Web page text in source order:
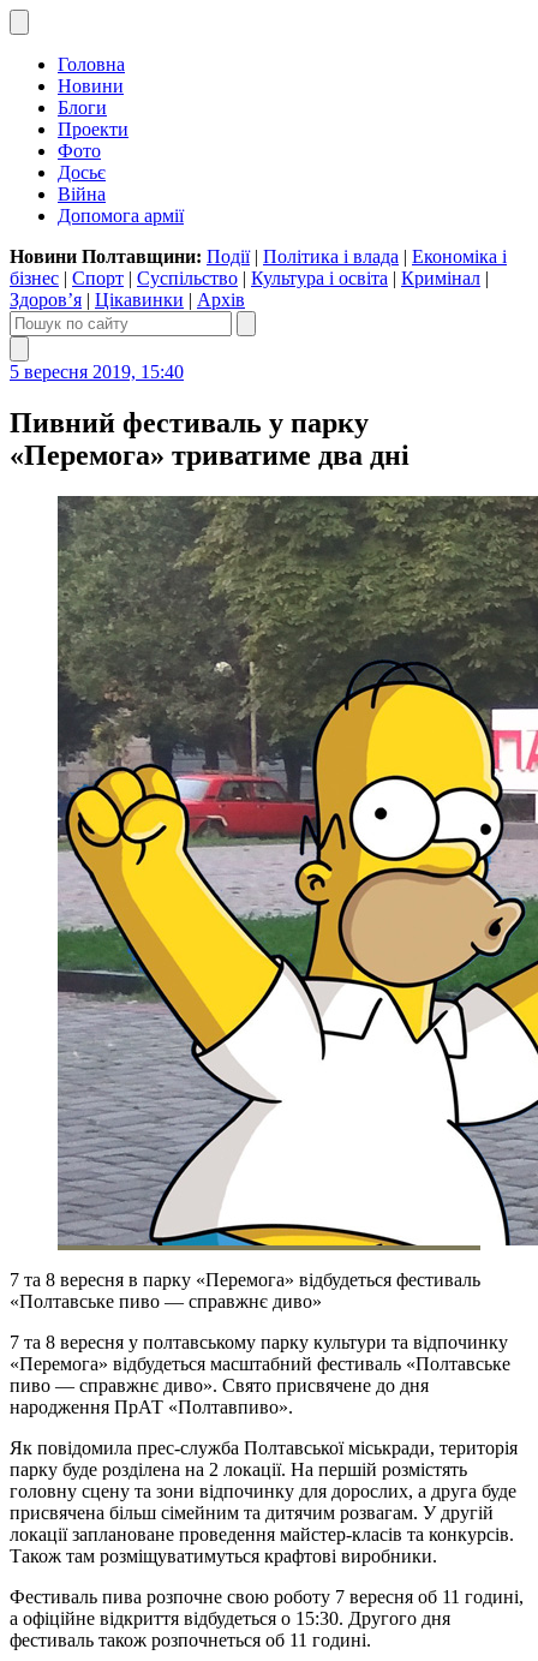
Головна
Новини
Блоги
Проекти
Фото
Досьє
Війна
Допомога армії
Новини Полтавщини: Події| Політика і влада | Економіка і
бізнес | Спорт | Суспільство | Культура і освіта | Кримінал |
Здоров’я | Цікавинки | Архів
5 вересня 2019, 15:40
Пивний фестиваль у парку
«Перемога» триватиме два дні
7 та 8 вересня в парку «Перемога» відбудеться фестиваль
«Полтавське пиво — справжнє диво»
7 та 8 вересня у полтавському парку культури та відпочинку
«Перемога» відбудеться масштабний фестиваль «Полтавське
пиво — справжнє диво». Свято присвячене до дня
народження ПрАТ «Полтавпиво».
Як повідомила прес-служба Полтавської міськради, територія
парку буде розділена на 2 локації. На першій розмістять
головну сцену та зони відпочинку для дорослих, а друга буде
присвячена більш сімейним та дитячим розвагам. У другій
локації заплановане проведення майстер-класів та конкурсів.
Також там розміщуватимуться крафтові виробники.
Фестиваль пива розпочне свою роботу 7 вересня об 11 годині,
а офіційне відкриття відбудеться о 15:30. Другого дня
фестиваль також розпочнеться об 11 годині.